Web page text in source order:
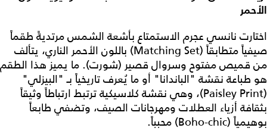
الأحمر
اختارت نانسي عجرم الاستمتاع بأشعة الشمس مرتديةً طقماً
صيفياً متطابقاً (Matching Set) باللون الأحمر الناري، يتألف
من قميص مفتوح وسروال قصير (شورت). ما يميز هذا الطقم
هو طباعة نقشة "الباندانا" أو ما يُعرف تاريخياً بـ "البيزلي"
(Paisley Print)، وهي نقشة كلاسيكية ترتبط ارتباطاً وثيقاً
بثقافة أزياء العطلات ومهرجانات الصيف، وتضفي طابعاً
بوهيمياً (Boho-chic) محبباً.